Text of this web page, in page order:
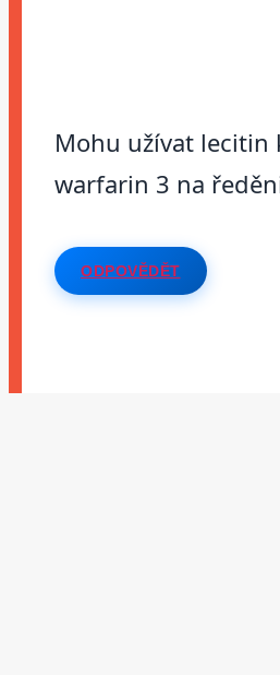
Mohu užívat lecitin
warfarin 3 na
ODPOVĚDĚT